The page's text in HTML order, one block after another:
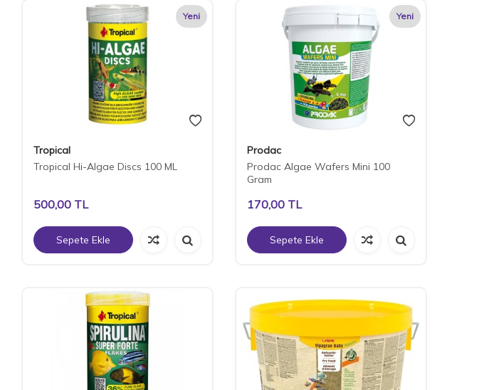
Yeni
Tropical
Tropical Hi-Algae Discs 100 ML
500,00TL
Sepete Ekle
Yeni
Prodac
Prodac Algae Wafers Mini 100
Gram
170,00TL
Sepete Ekle